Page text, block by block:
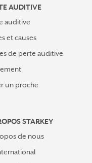
AUDITIVE
auditive
et causes
de perte auditive
un proche
STARKEY
de nous